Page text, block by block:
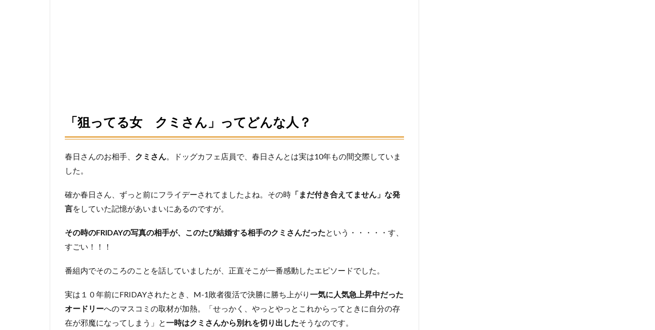
「狙ってる女 クミさん」ってどんな人？
春日さんのお相手、 クミさん。ドッグカフェ店員で、春日さんとは実は10年もの間交際していま
した。
確か春日さん、ずっと前にフライデーされてましたよね。その時 「まだ付き合えてません」な発
言をしていた記憶があいまいにあるのですが。
その時のFRIDAYの写真の相手が、このたび結婚する相手のクミさんだったという・・・・・す、
すごい！！！
番組内でそのころのことを話していましたが、正直そこが一番感動したエピソードでした。
実は１０年前にFRIDAYされたとき、M-1敗者復活で決勝に勝ち上がり 一気に人気急上昇中だった
オードリーへのマスコミの取材が加熱。「せっかく、やっとやっとこれからってときに自分の存
在が邪魔になってしまう」と一時はクミさんから別れを切り出したそうなのです。